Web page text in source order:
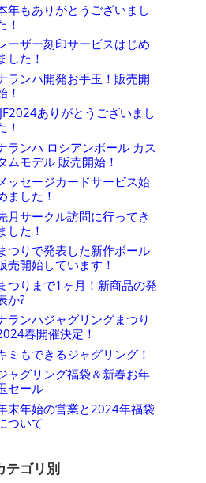
年もありがとうございまし
！
ーザー刻印サービスはじめ
した！
ランハ開発お手玉！販売開
！
ありがとうございまし
！
ランハ ロシアンボール カス
ムモデル 販売開始！
ッセージカードサービス始
ました！
月サークル訪問に行ってき
した！
つりで発表した新作ボール
売開始しています！
つりまで1ヶ月！新商品の発
か?
ランハジャグリングまつり
春開催決定！
ミもできるジャグリング！
ャグリング福袋＆新春お年
セール
末年始の営業と2024年福袋
ついて
テゴリ別